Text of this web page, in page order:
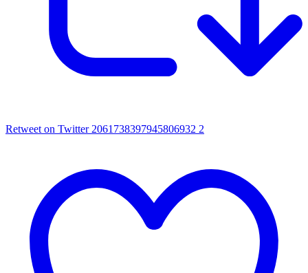
Retweet on Twitter 2061738397945806932 2